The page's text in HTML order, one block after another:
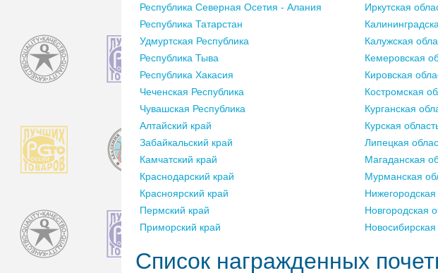
Республика Северная Осетия - Алания
Иркутская
Республика Татарстан
Удмуртская Республика
Калужская
Республика Тыва
Кемеровская
Республика Хакасия
Кировская
Чеченская Республика
Костромская
Чувашская Республика
Курганская
Алтайский край
Курская
Забайкальский край
Липецкая
Камчатский край
Магаданская
Краснодарский край
Мурманская
Красноярский край
Нижегородская
Пермский край
Новгородская
Приморский край
Новосибирская
Список награжденных